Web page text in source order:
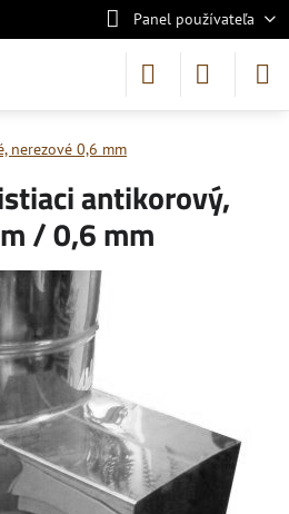
Panel používateľa
nerezové 0,6 mm
antikorový,
/ 0,6 mm